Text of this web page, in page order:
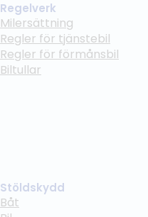
Regelverk
Milersättning
Regler för tjänstebil
Regler för förmånsbil
Biltullar
Stöldskydd
Båt